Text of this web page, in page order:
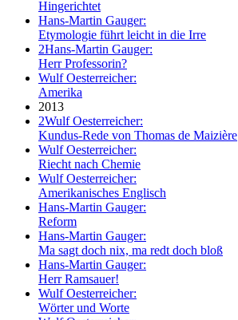
Hingerichtet
Hans-Martin Gauger:
Etymologie führt leicht in die Irre
2Hans-Martin Gauger:
Herr Professorin?
Wulf Oesterreicher:
Amerika
2013
2Wulf Oesterreicher:
Kundus-Rede von Thomas de Maizière
Wulf Oesterreicher:
Riecht nach Chemie
Wulf Oesterreicher:
Amerikanisches Englisch
Hans-Martin Gauger:
Reform
Hans-Martin Gauger:
Ma sagt doch nix, ma redt doch bloß
Hans-Martin Gauger:
Herr Ramsauer!
Wulf Oesterreicher:
Wörter und Worte